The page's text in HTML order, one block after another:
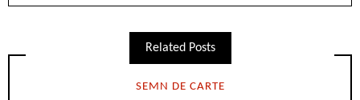
Related Posts
SEMN DE CARTE